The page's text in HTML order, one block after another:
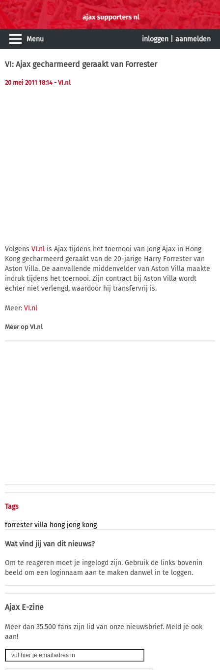
Menu inloggen aanmelden
VI: Ajax gecharmeerd geraakt van Forrester
20 mei 2011 18:14 - VI.nl
Volgens VI.nl is Ajax tijdens het toernooi van Jong Ajax in Hong
Kong gecharmeerd geraakt van de 20-jarige Harry Forrester van
Aston Villa. De aanvallende middenvelder van Aston Villa maakte
indruk tijdens het toernooi. Zijn contract bij Aston Villa wordt
echter niet verlengd, waardoor hij transfervrij is.
Meer: VI.nl
Meer op VI.nl
Tags
forrester villa hong jong kong
Wat vind jij van dit nieuws?
Om te reageren moet je ingelogd zijn. Gebruik de links bovenin
beeld om een loginnaam aan te maken danwel in te loggen.
Ajax E-zine
Meer dan 35.500 fans zijn lid van onze nieuwsbrief. Meld je ook
aan!